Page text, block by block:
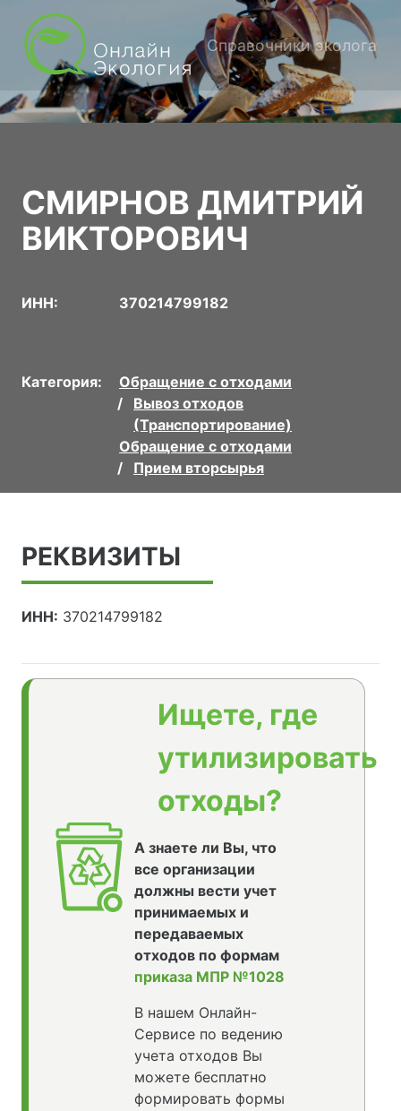
Справочники эколога
СМИРНОВ ДМИТРИЙ
ВИКТОРОВИЧ
ИНН: 370214799182
Категория:
Обращение с отходами
Вывоз отходов
(Транспортирование)
Обращение с отходами
Прием вторсырья
РЕКВИЗИТЫ
ИНН: 370214799182
Ищете, где
утилизировать
отходы?
А знаете ли Вы, что
все организации
должны вести учет
принимаемых и
передаваемых
отходов по формам
приказа МПР №1028
В нашем Онлайн-
Сервисе по ведению
учета отходов Вы
можете бесплатно
формировать формы